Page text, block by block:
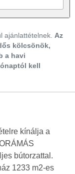
ajánlattételnek. Az
kölcsönök,
a havi
kell
kínálja a
bútorzattal.
1233 m2-es